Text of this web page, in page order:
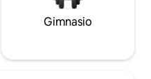
Gimnasio